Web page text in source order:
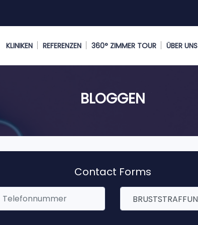
KLINIKEN REFERENZEN 360° ZIMMER TOUR ÜBER UNS
BLOGGEN
Contact Forms